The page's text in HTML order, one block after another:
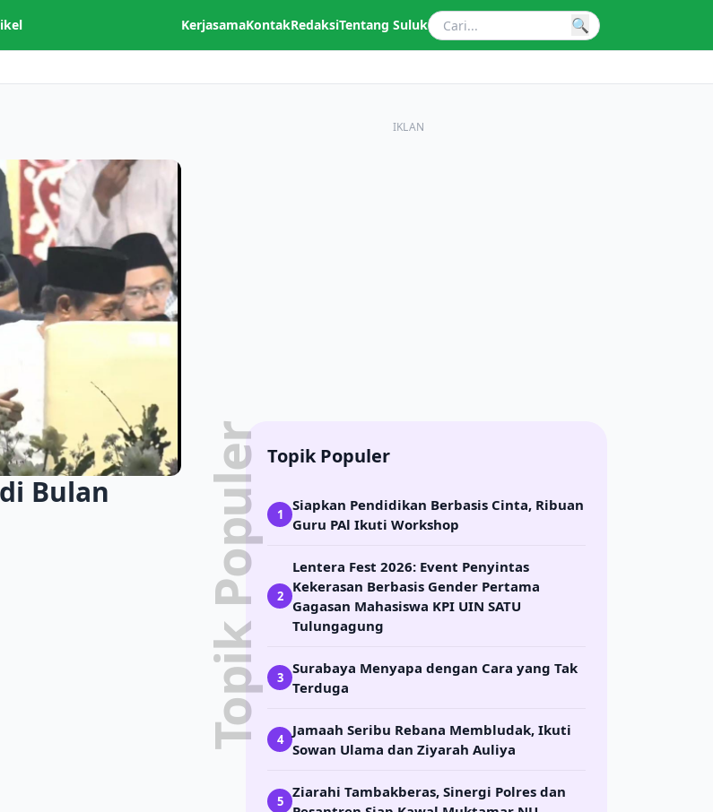
KerjasamaKontakRedaksiTentang Suluk 🔍
Bulan
IKLAN
Topik PopulerTopik Populer
1
Siapkan Pendidikan Berbasis Cinta, Ribuan
Guru PAl Ikuti Workshop
2
Lentera Fest 2026: Event Penyintas
Kekerasan Berbasis Gender Pertama
Gagasan Mahasiswa KPI UIN SATU
Tulungagung
3
Surabaya Menyapa dengan Cara yang Tak
Terduga
4
Jamaah Seribu Rebana Membludak, Ikuti
Sowan Ulama dan Ziyarah Auliya
5
Ziarahi Tambakberas, Sinergi Polres dan